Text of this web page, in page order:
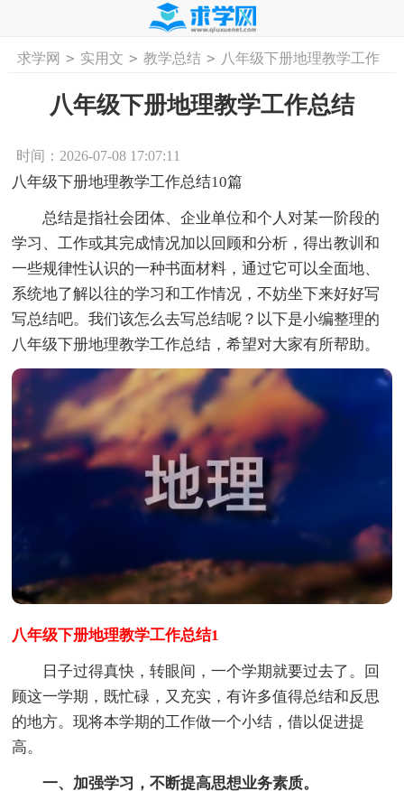
首页 工作计划 活动计划 学习计划
求学网 > 实用文 > 教学总结 > 八年级下册地理教学工作
八年级下册地理教学工作总结
时间：2026-07-08 17:07:11
八年级下册地理教学工作总结10篇
总结是指社会团体、企业单位和个人对某一阶段的
学习、工作或其完成情况加以回顾和分析，得出教训和
一些规律性认识的一种书面材料，通过它可以全面地、
系统地了解以往的学习和工作情况，不妨坐下来好好写
写总结吧。我们该怎么去写总结呢？以下是小编整理的
八年级下册地理教学工作总结，希望对大家有所帮助。
八年级下册地理教学工作总结1
日子过得真快，转眼间，一个学期就要过去了。回
顾这一学期，既忙碌，又充实，有许多值得总结和反思
的地方。现将本学期的工作做一个小结，借以促进提
高。
一、加强学习，不断提高思想业务素质。